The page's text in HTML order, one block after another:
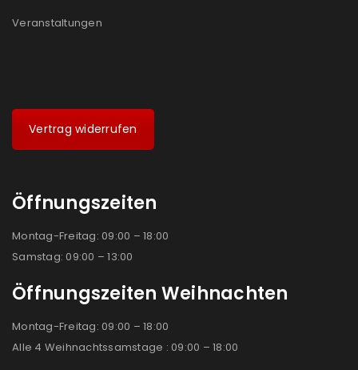
Veranstaltungen
Vertrag widerrufen
Öffnungszeiten
Montag-Freitag: 09:00 – 18:00
Samstag: 09:00 – 13:00
Öffnungszeiten Weihnachten
Montag-Freitag: 09:00 – 18:00
Alle 4 Weihnachtssamstage : 09:00 – 18:00